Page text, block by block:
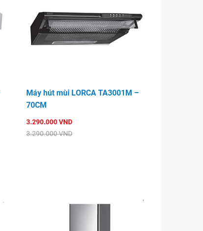
Máy hút mùi LORCA TA3001M –
70CM
3.290.000 VND
3.290.000 VND